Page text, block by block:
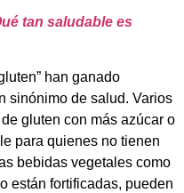
tan saludable es
han ganado
sinónimo de salud. Varios
gluten con más azúcar o
para quienes no tienen
bebidas vegetales como
están fortificadas, pueden